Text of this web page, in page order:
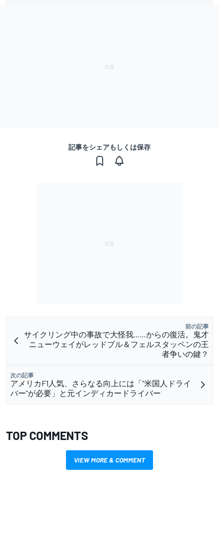
記事をシェアもしくは保存
前の記事
サイクリング中の事故で大怪我……からの復活。鬼才
ニューウェイがレッドブル＆フェルスタッペンの王
者争いの鍵？
次の記事
アメリカF1人気、さらなる向上には「”米国人ドライ
バー”が必要」と元インディカードライバー
TOP COMMENTS
VIEW MORE & COMMENT